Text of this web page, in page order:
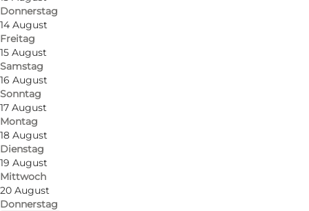
Donnerstag
14 August
Freitag
15 August
Samstag
16 August
Sonntag
17 August
Montag
18 August
Dienstag
19 August
Mittwoch
20 August
Donnerstag
Foto: